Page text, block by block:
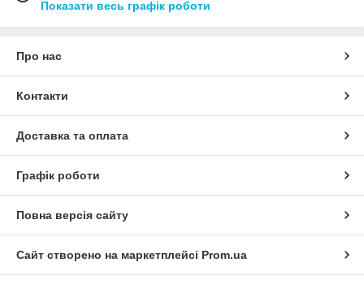
Показати весь графік роботи
Про нас
Контакти
Доставка та оплата
Графік роботи
Повна версія сайту
Сайт створено на маркетплейсі Prom.ua